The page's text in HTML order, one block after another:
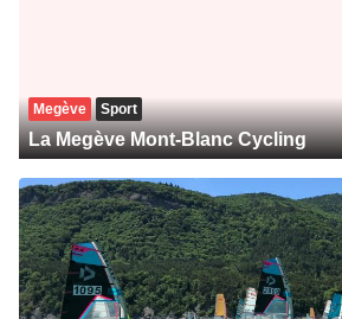
Megève Sport
La Megève Mont-Blanc Cycling